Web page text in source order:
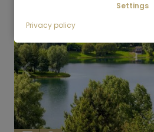
Settings
Privacy policy